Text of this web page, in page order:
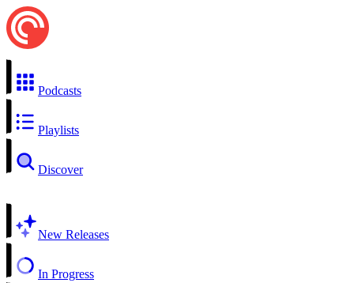
Podcasts
Playlists
Discover
New Releases
In Progress